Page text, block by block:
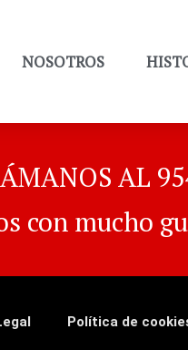
NOSOTROS
AL
con mucho
Política de